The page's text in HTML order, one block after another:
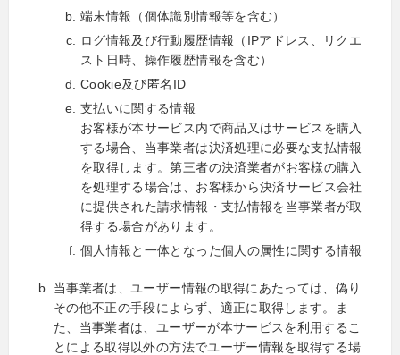
端末情報（個体識別情報等を含む）
ログ情報及び行動履歴情報（IPアドレス、リクエ
スト日時、操作履歴情報を含む）
Cookie及び匿名ID
支払いに関する情報
お客様が本サービス内で商品又はサービスを購入
する場合、当事業者は決済処理に必要な支払情報
を取得します。第三者の決済業者がお客様の購入
を処理する場合は、お客様から決済サービス会社
に提供された請求情報・支払情報を当事業者が取
得する場合があります。
個人情報と一体となった個人の属性に関する情報
当事業者は、ユーザー情報の取得にあたっては、偽り
その他不正の手段によらず、適正に取得します。ま
た、当事業者は、ユーザーが本サービスを利用するこ
とによる取得以外の方法でユーザー情報を取得する場